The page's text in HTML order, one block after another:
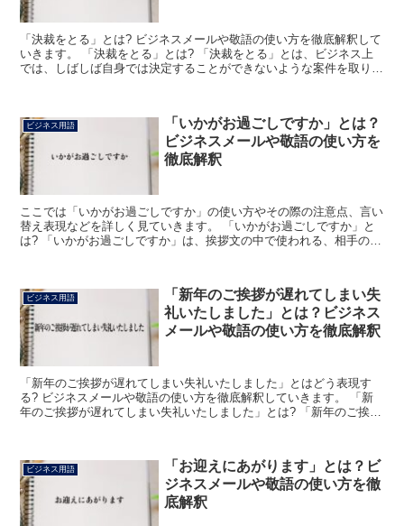
「決裁をとる」とは? ビジネスメールや敬語の使い方を徹底解釈して
いきます。 「決裁をとる」とは? 「決裁をとる」とは、ビジネス上
では、しばしば自身では決定することができないような案件を取り扱
ビジネス用語
「いかがお過ごしですか」とは？
ビジネスメールや敬語の使い方を
徹底解釈
ここでは「いかがお過ごしですか」の使い方やその際の注意点、言い
替え表現などを詳しく見ていきます。 「いかがお過ごしですか」と
は? 「いかがお過ごしですか」は、挨拶文の中で使われる、相手の状
ビジネス用語
「新年のご挨拶が遅れてしまい失
礼いたしました」とは？ビジネス
メールや敬語の使い方を徹底解釈
「新年のご挨拶が遅れてしまい失礼いたしました」とはどう表現す
る? ビジネスメールや敬語の使い方を徹底解釈していきます。 「新
年のご挨拶が遅れてしまい失礼いたしました」とは? 「新年のご挨拶
ビジネス用語
「お迎えにあがります」とは？ビ
ジネスメールや敬語の使い方を徹
底解釈